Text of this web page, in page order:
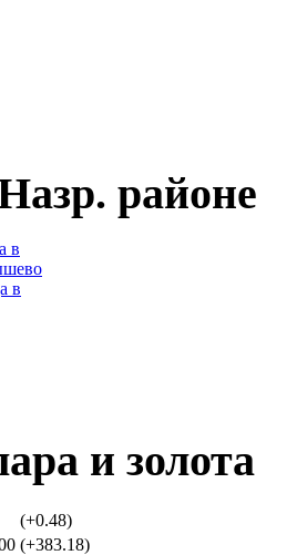
районе
в
в
и золота
(+0.48)
(+383.18)